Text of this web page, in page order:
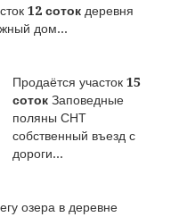
12 соток деревня
дом...
Продаётся участок 15
соток Заповедные
поляны СНТ
собственный въезд с
дороги...
озера в деревне